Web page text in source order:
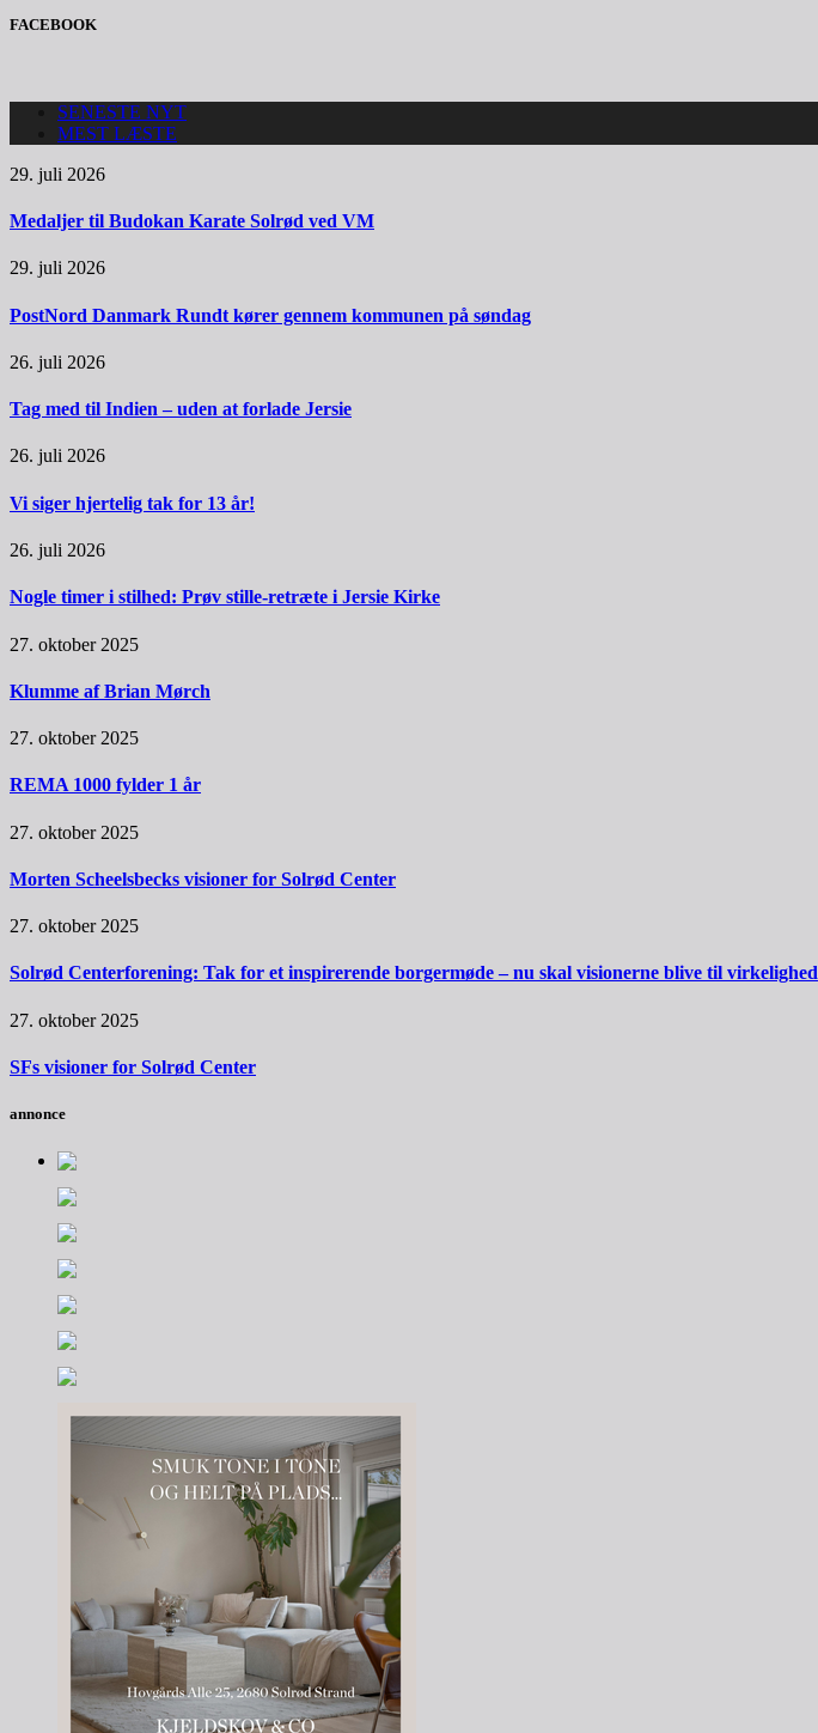
FACEBOOK
SENESTE NYT
MEST LÆSTE
29. juli 2026
Medaljer til Budokan Karate Solrød ved VM
29. juli 2026
PostNord Danmark Rundt kører gennem kommunen på søndag
26. juli 2026
Tag med til Indien – uden at forlade Jersie
26. juli 2026
Vi siger hjertelig tak for 13 år!
26. juli 2026
Nogle timer i stilhed: Prøv stille-retræte i Jersie Kirke
27. oktober 2025
Klumme af Brian Mørch
27. oktober 2025
REMA 1000 fylder 1 år
27. oktober 2025
Morten Scheelsbecks visioner for Solrød Center
27. oktober 2025
Solrød Centerforening: Tak for et inspirerende borgermøde – nu skal visionerne blive til virkelighed
27. oktober 2025
SFs visioner for Solrød Center
annonce